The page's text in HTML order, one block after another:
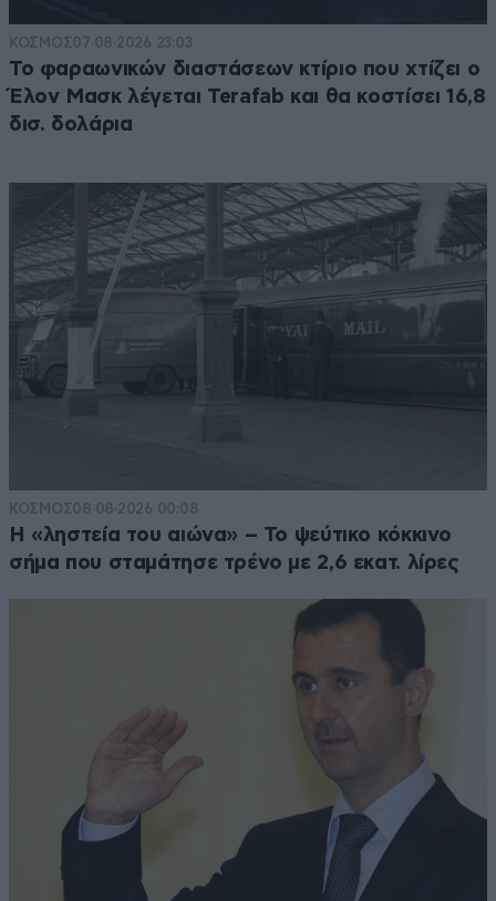
ΚΟΣΜΟΣ07·08·2026 23:03
Το φαραωνικών διαστάσεων κτίριο που χτίζει ο
Έλον Μασκ λέγεται Terafab και θα κοστίσει 16,8
δισ. δολάρια
ΚΟΣΜΟΣ08·08·2026 00:08
Η «ληστεία του αιώνα» – Το ψεύτικο κόκκινο
σήμα που σταμάτησε τρένο με 2,6 εκατ. λίρες